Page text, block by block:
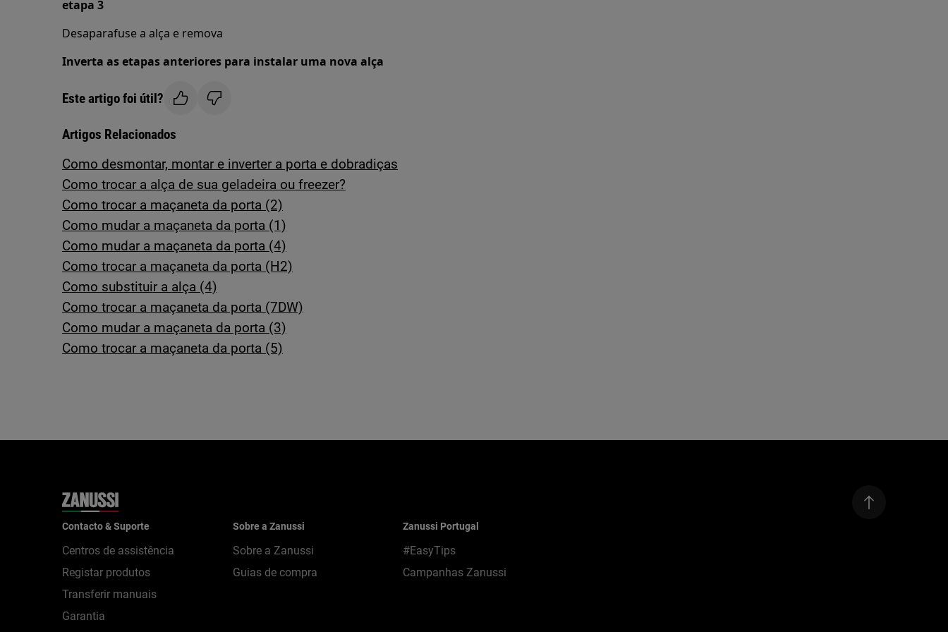
etapa 3
Desaparafuse a alça e remova
Inverta as etapas anteriores para instalar uma nova alça
Este artigo foi útil?
Artigos Relacionados
Como desmontar, montar e inverter a porta e dobradiças
Como trocar a alça de sua geladeira ou freezer?
Como trocar a maçaneta da porta (2)
Como mudar a maçaneta da porta (1)
Como mudar a maçaneta da porta (4)
Como trocar a maçaneta da porta (H2)
Como substituir a alça (4)
Como trocar a maçaneta da porta (7DW)
Como mudar a maçaneta da porta (3)
Como trocar a maçaneta da porta (5)
Contacto & Suporte
Centros de assistência
Registar produtos
Transferir manuais
Garantia
Sobre a Zanussi
Sobre a Zanussi
Guias de compra
Zanussi Portugal
#EasyTips
Campanhas Zanussi